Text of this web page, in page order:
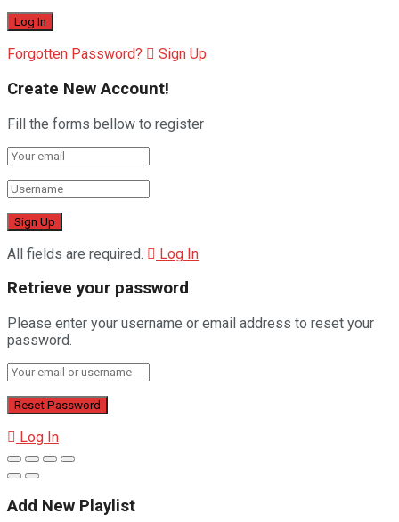
Forgotten Password? Sign Up
Create New Account!
Fill the forms bellow to register
All fields are required. Log In
Retrieve your password
Please enter your username or email address to reset your
password.
Log In
Add New Playlist